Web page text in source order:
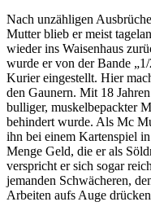
Nach unzähligen
Mutter blieb er meist
wieder ins Waisenhaus
wurde er von der Bande
Kurier eingestellt. Hier
den Gaunern. Mit 18
bulliger, muskelbepackter
behindert wurde. Als Mc
ihn bei einem Kartenspiel
Menge Geld, die er als
verspricht er sich sogar
jemanden Schwächeren,
Arbeiten aufs Auge